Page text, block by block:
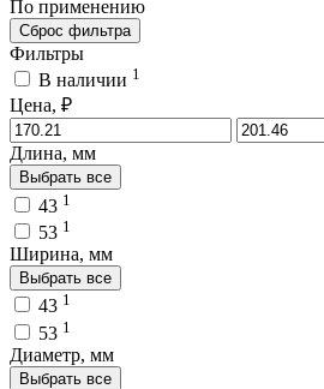
По применению
Сброс фильтра
Фильтры
В наличии 1
Цена, ₽
Длина, мм
Выбрать все
43 1
53 1
Ширина, мм
Выбрать все
43 1
53 1
Диаметр, мм
Выбрать все